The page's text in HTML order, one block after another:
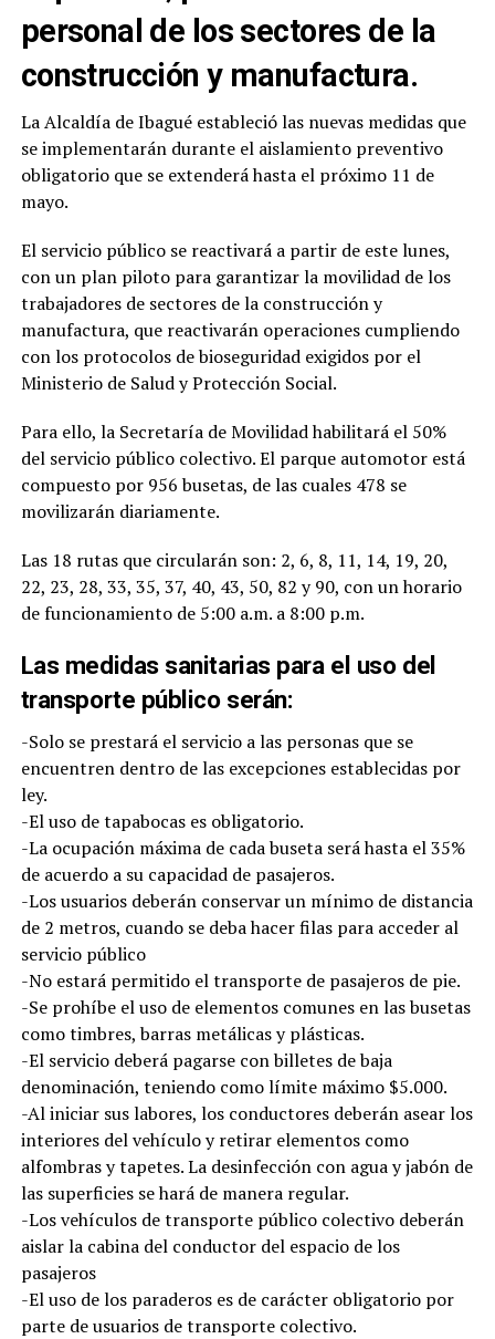
personal de los sectores de la
construcción y manufactura.
La Alcaldía de Ibagué estableció las nuevas medidas que
se implementarán durante el aislamiento preventivo
obligatorio que se extenderá hasta el próximo 11 de
mayo.
El servicio público se reactivará a partir de este lunes,
con un plan piloto para garantizar la movilidad de los
trabajadores de sectores de la construcción y
manufactura, que reactivarán operaciones cumpliendo
con los protocolos de bioseguridad exigidos por el
Ministerio de Salud y Protección Social.
Para ello, la Secretaría de Movilidad habilitará el 50%
del servicio público colectivo. El parque automotor está
compuesto por 956 busetas, de las cuales 478 se
movilizarán diariamente.
Las 18 rutas que circularán son: 2, 6, 8, 11, 14, 19, 20,
22, 23, 28, 33, 35, 37, 40, 43, 50, 82 y 90, con un horario
de funcionamiento de 5:00 a.m. a 8:00 p.m.
Las medidas sanitarias para el uso del
transporte público serán:
-Solo se prestará el servicio a las personas que se
encuentren dentro de las excepciones establecidas por
ley.
-El uso de tapabocas es obligatorio.
-La ocupación máxima de cada buseta será hasta el 35%
de acuerdo a su capacidad de pasajeros.
-Los usuarios deberán conservar un mínimo de distancia
de 2 metros, cuando se deba hacer filas para acceder al
servicio público
-No estará permitido el transporte de pasajeros de pie.
-Se prohíbe el uso de elementos comunes en las busetas
como timbres, barras metálicas y plásticas.
-El servicio deberá pagarse con billetes de baja
denominación, teniendo como límite máximo $5.000.
-Al iniciar sus labores, los conductores deberán asear los
interiores del vehículo y retirar elementos como
alfombras y tapetes. La desinfección con agua y jabón de
las superficies se hará de manera regular.
-Los vehículos de transporte público colectivo deberán
aislar la cabina del conductor del espacio de los
pasajeros
-El uso de los paraderos es de carácter obligatorio por
parte de usuarios de transporte colectivo.